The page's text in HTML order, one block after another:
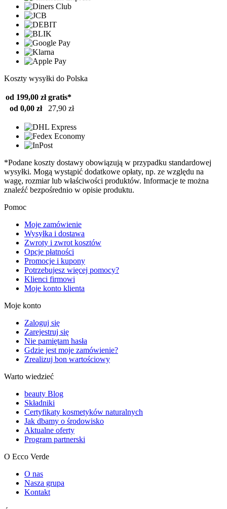
Koszty wysyłki do Polska
od 199,00 zł gratis*
od 0,00 zł
27,90 zł
*Podane koszty dostawy obowiązują w przypadku standardowej
wysyłki. Mogą wystąpić dodatkowe opłaty, np. ze względu na
wagę, rozmiar lub właściwości produktów. Informacje te można
znaleźć bezpośrednio w opisie produktu.
Pomoc
Moje zamówienie
Wysyłka i dostawa
Zwroty i zwrot kosztów
Opcje płatności
Promocje i kupony
Potrzebujesz więcej pomocy?
Klienci firmowi
Moje konto klienta
Moje konto
Zaloguj się
Zarejestruj się
Nie pamiętam hasła
Gdzie jest moje zamówienie?
Zrealizuj bon wartościowy
Warto wiedzieć
beauty Blog
Składniki
Certyfikaty kosmetyków naturalnych
Jak dbamy o środowisko
Aktualne oferty
Program partnerski
O Ecco Verde
O nas
Nasza grupa
Kontakt